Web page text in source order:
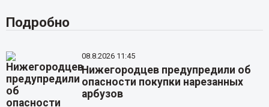
Подробно
08.8.2026 11:45
Нижегородцев предупредили об
опасности покупки нарезанных
арбузов